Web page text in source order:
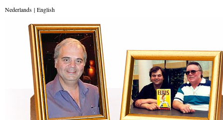
Nederlands | English